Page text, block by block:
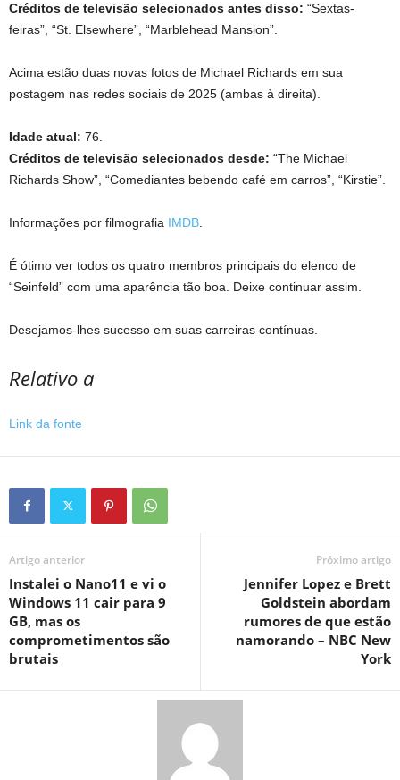
Créditos de televisão selecionados antes disso: “Sextas-
feiras”, “St. Elsewhere”, “Marblehead Mansion”.
Acima estão duas novas fotos de Michael Richards em sua
postagem nas redes sociais de 2025 (ambas à direita).
Idade atual: 76.
Créditos de televisão selecionados desde: “The Michael
Richards Show”, “Comediantes bebendo café em carros”, “Kirstie”.
Informações por filmografia IMDB
É ótimo ver todos os quatro membros principais do elenco de
“Seinfeld” com uma aparência tão boa. Deixe continuar assim.
Desejamos-lhes sucesso em suas carreiras contínuas.
Relativo a
Link da fonte
Artigo anterior
Instalei o Nano11 e vi o
Windows 11 cair para 9
GB, mas os
comprometimentos são
brutais
Próximo artigo
Jennifer Lopez e Brett
Goldstein abordam
rumores de que estão
namorando – NBC New
York